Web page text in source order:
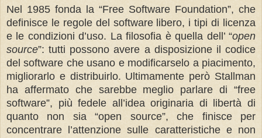
Nel 1985 fonda la “Free Software Foundation”, che
definisce le regole del software libero, i tipi di licenza
e le condizioni d’uso. La filosofia è quella dell’ “open
source”: tutti possono avere a disposizione il codice
del software che usano e modificarselo a piacimento,
migliorarlo e distribuirlo. Ultimamente però Stallman
ha affermato che sarebbe meglio parlare di “free
software”, più fedele all’idea originaria di libertà di
quanto non sia “open source”, che finisce per
concentrare l’attenzione sulle caratteristiche e non